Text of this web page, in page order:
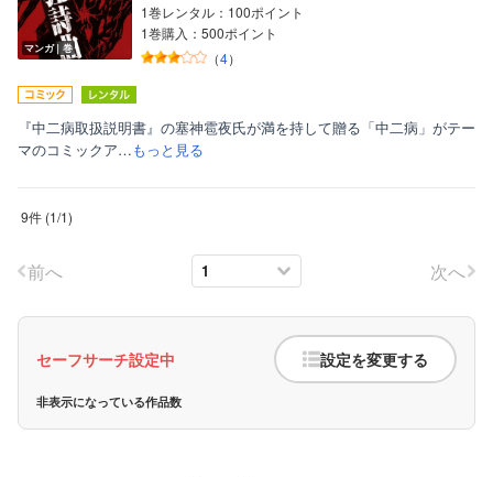
マンガ｜巻
1巻レンタル：100ポイント
1巻購入：500ポイント
（4）
『中二病取扱説明書』の塞神雹夜氏が満を持して贈る「中二病」がテー
マのコミックア…もっと見る
9件 (1/1)
前へ 次へ
セーフサーチ設定中 設定を変更する
非表示になっている作品数